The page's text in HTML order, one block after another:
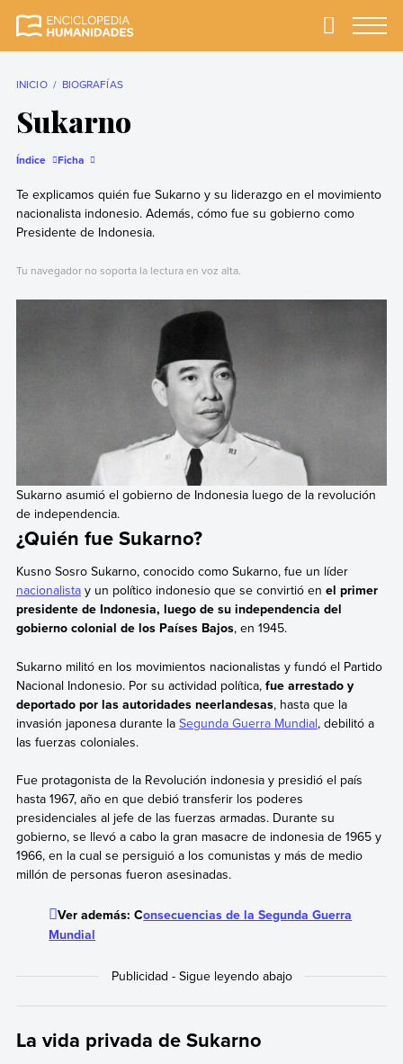
completa y más
Primary
INICIO BIOGRAFÍAS
Sukarno
Índice Ficha
Te explicamos quién fue Sukarno y su liderazgo en el movimiento
nacionalista indonesio. Además, cómo fue su gobierno como
Presidente de Indonesia.
Tu navegador no soporta la lectura en voz alta.
Sukarno asumió el gobierno de Indonesia luego de la revolución
de independencia.
¿Quién fue Sukarno?
Kusno Sosro Sukarno, conocido como Sukarno, fue un líder
nacionalistay un político indonesio que se convirtió en el primer
presidente de Indonesia, luego de su independencia del
gobierno colonial de los Países Bajos, en 1945.
Sukarno militó en los movimientos nacionalistas y fundó el Partido
Nacional Indonesio. Por su actividad política,fue arrestado y
deportado por las autoridades neerlandesas, hasta que la
invasión japonesa durante la Segunda Guerra Mundial, debilitó a
las fuerzas coloniales.
Fue protagonista de la Revolución indonesia y presidió el país
hasta 1967, año en que debió transferir los poderes
presidenciales al jefe de las fuerzas armadas. Durante su
gobierno, se llevó a cabo la gran masacre de indonesia de 1965 y
1966, en la cual se persiguió a los comunistas y más de medio
millón de personas fueron asesinadas.
Ver además: Consecuencias de la Segunda Guerra
Mundial
La vida privada de Sukarno